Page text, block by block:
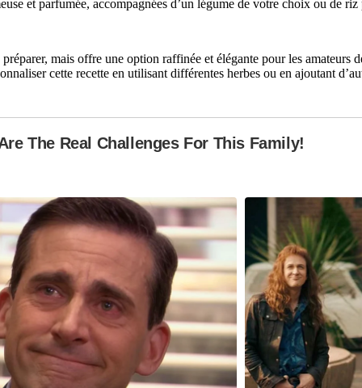
et parfumée, accompagnées d’un légume de votre choix ou de
mais offre une option raffinée et élégante pour les
cette recette en utilisant différentes herbes ou en ajoutant